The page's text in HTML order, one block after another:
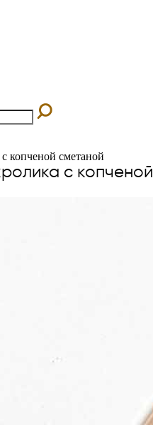
копченой сметаной
с копченой